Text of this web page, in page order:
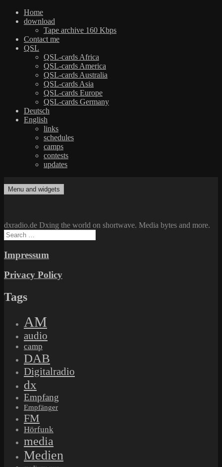
Home
download
Tape archive 160 Kbps
Contact me
QSL
QSL-cards Africa
QSL-cards America
QSL-cards Australia
QSL-cards Asia
QSL-cards Europe
QSL-cards Germany
Deutsch
English
links
schedules
camps
contests
updates
to
dxradio.de
DXing the world on shortwave
Menu and widgets
dxradio.de Dxing the world on shortwave. Media bytes and more.
Search
for:
Impressum
Privacy Policy
Tags
AM
audio
camp
DAB
Digitalradio
dx
Empfang
Empfänger
FM
Hörfunk
media
Medien